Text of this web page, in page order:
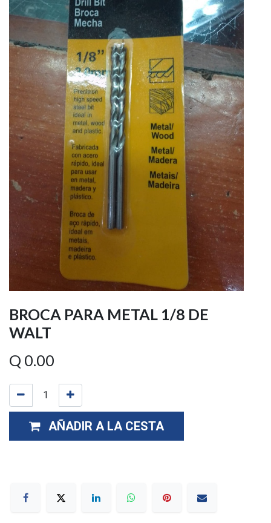
BROCA PARA METAL 1/8 DE
WALT
Q 0.00
AÑADIR A LA CESTA